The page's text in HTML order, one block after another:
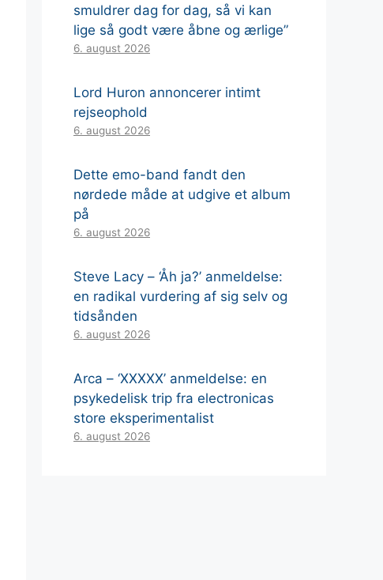
smuldrer dag for dag, så vi kan
lige så godt være åbne og ærlige”
6. august 2026
Lord Huron annoncerer intimt
rejseophold
6. august 2026
Dette emo-band fandt den
nørdede måde at udgive et album
på
6. august 2026
Steve Lacy – ‘Åh ja?’ anmeldelse:
en radikal vurdering af sig selv og
tidsånden
6. august 2026
Arca – ‘XXXXX’ anmeldelse: en
psykedelisk trip fra electronicas
store eksperimentalist
6. august 2026